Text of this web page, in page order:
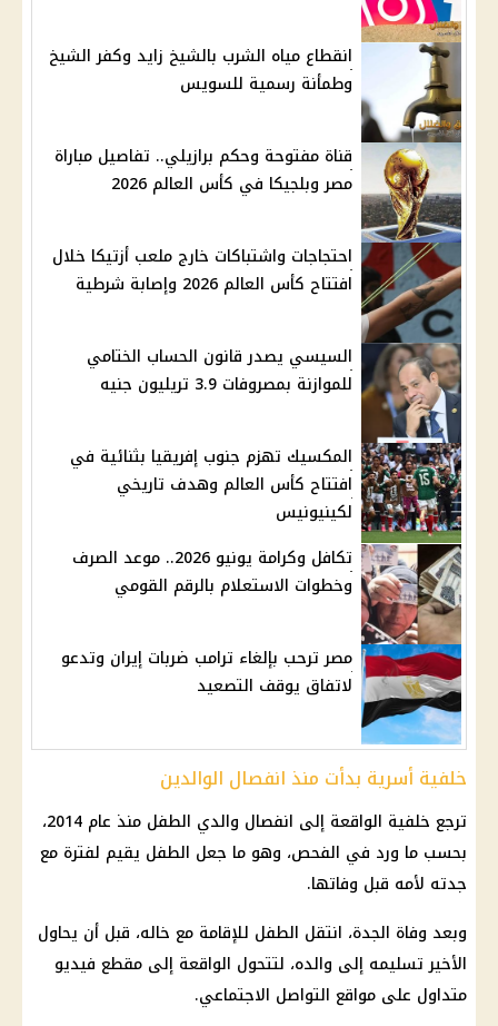
انقطاع مياه الشرب بالشيخ زايد وكفر الشيخ
وطمأنة رسمية للسويس
قناة مفتوحة وحكم برازيلي.. تفاصيل مباراة
مصر وبلجيكا في كأس العالم 2026
احتجاجات واشتباكات خارج ملعب أزتيكا خلال
افتتاح كأس العالم 2026 وإصابة شرطية
السيسي يصدر قانون الحساب الختامي
للموازنة بمصروفات 3.9 تريليون جنيه
المكسيك تهزم جنوب إفريقيا بثنائية في
افتتاح كأس العالم وهدف تاريخي
لكينيونيس
تكافل وكرامة يونيو 2026.. موعد الصرف
وخطوات الاستعلام بالرقم القومي
مصر ترحب بإلغاء ترامب ضربات إيران وتدعو
لاتفاق يوقف التصعيد
خلفية أسرية بدأت منذ انفصال الوالدين
ترجع خلفية الواقعة إلى انفصال والدي الطفل منذ عام 2014،
بحسب ما ورد في الفحص، وهو ما جعل الطفل يقيم لفترة مع
جدته لأمه قبل وفاتها.
وبعد وفاة الجدة، انتقل الطفل للإقامة مع خاله، قبل أن يحاول
الأخير تسليمه إلى والده، لتتحول الواقعة إلى مقطع فيديو
متداول على مواقع التواصل الاجتماعي.